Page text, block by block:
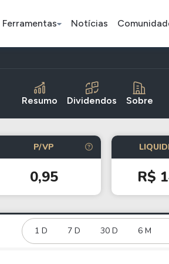
Ferramentas Notícias
Ação
BB Seguridade
Ação
Stocks
Tesla
Apple
Bitcoin
Ethereum
Resumo Dividendos Sobre
P/VP
0,95 R$
1 D 7 D 30 D 6 M